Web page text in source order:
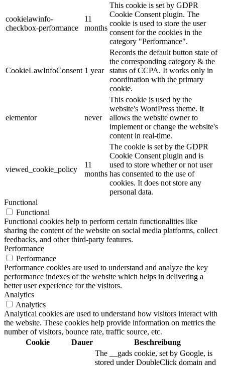
cookielawinfo-
checkbox-performance
11
months
This cookie is set by GDPR
Cookie Consent plugin. The
cookie is used to store the user
consent for the cookies in the
category "Performance".
CookieLawInfoConsent 1 year
Records the default button state of
the corresponding category & the
status of CCPA. It works only in
coordination with the primary
cookie.
elementor never
This cookie is used by the
website's WordPress theme. It
allows the website owner to
implement or change the website's
content in real-time.
viewed_cookie_policy
11
months
The cookie is set by the GDPR
Cookie Consent plugin and is
used to store whether or not user
has consented to the use of
cookies. It does not store any
personal data.
Functional
Functional
Functional cookies help to perform certain functionalities like
sharing the content of the website on social media platforms, collect
feedbacks, and other third-party features.
Performance
Performance
Performance cookies are used to understand and analyze the key
performance indexes of the website which helps in delivering a
better user experience for the visitors.
Analytics
Analytics
Analytical cookies are used to understand how visitors interact with
the website. These cookies help provide information on metrics the
number of visitors, bounce rate, traffic source, etc.
Cookie
Dauer
Beschreibung
The __gads cookie, set by Google, is
stored under DoubleClick domain and